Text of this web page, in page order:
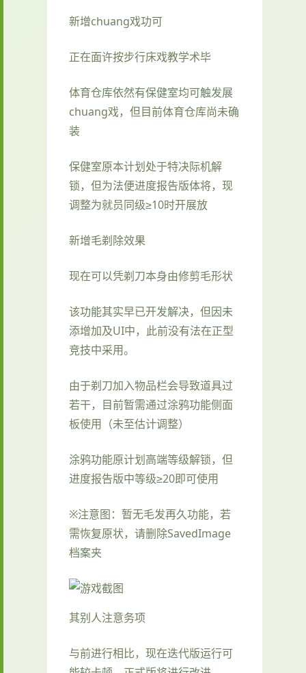
新增chuang戏功可
正在面许按步行床戏教学术毕
体育仓库依然有保健室均可触发展
chuang戏，但目前体育仓库尚未确
装
保健室原本计划处于特决际机解
锁，但为法便进度报告版体将，现
调整为就员同级≥10时开展放
新增毛剃除效果
现在可以凭剃刀本身由修剪毛形状
该功能其实早已开发解决，但因未
添增加及UI中，此前没有法在正型
竞技中采用。
由于剃刀加入物品栏会导致道具过
若干，目前暂需通过涂鸦功能侧面
板使用（未至估计调整）
涂鸦功能原计划高端等级解锁，但
进度报告版中等级≥20即可使用
※注意图：暂无毛发再久功能，若
需恢复原状，请删除SavedImage
档案夹
其别人注意务项
与前进行相比，现在迭代版运行可